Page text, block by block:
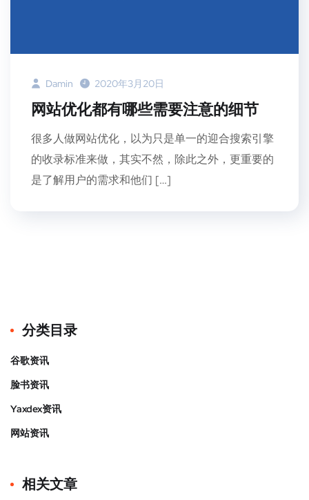
Damin 2020年3月20日
网站优化都有哪些需要注意的细节
很多人做网站优化，以为只是单一的迎合搜索引擎
的收录标准来做，其实不然，除此之外，更重要的
是了解用户的需求和他们 […]
分类目录
谷歌资讯
脸书资讯
Yaxdex资讯
网站资讯
相关文章